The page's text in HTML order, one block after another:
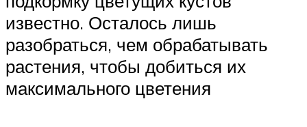
известно. Осталось лишь
разобраться, чем обрабатывать
растения, чтобы добиться их
максимального цветения